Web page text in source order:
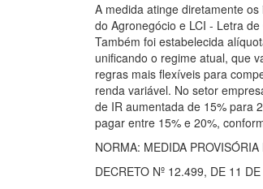
A medida atinge diretamente
do Agronegócio e LCI - Letra
Também foi estabelecida
unificando o regime atual, que
regras mais flexíveis para
renda variável. No setor
de IR aumentada de 15% para
pagar entre 15% e 20%,
NORMA: MEDIDA
DECRETO Nº 12.499, DE 11